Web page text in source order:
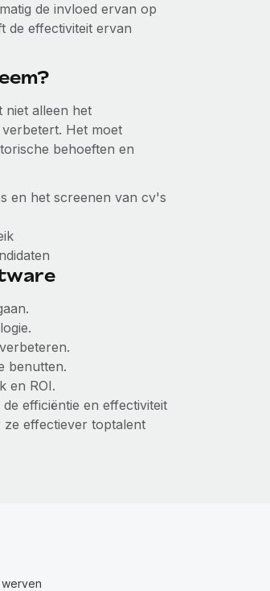
de invloed ervan op
de effectiviteit ervan
niet alleen het
Het moet
behoeften en
en het screenen van cv's
benutten.
en ROI.
efficiëntie en effectiviteit
effectiever toptalent